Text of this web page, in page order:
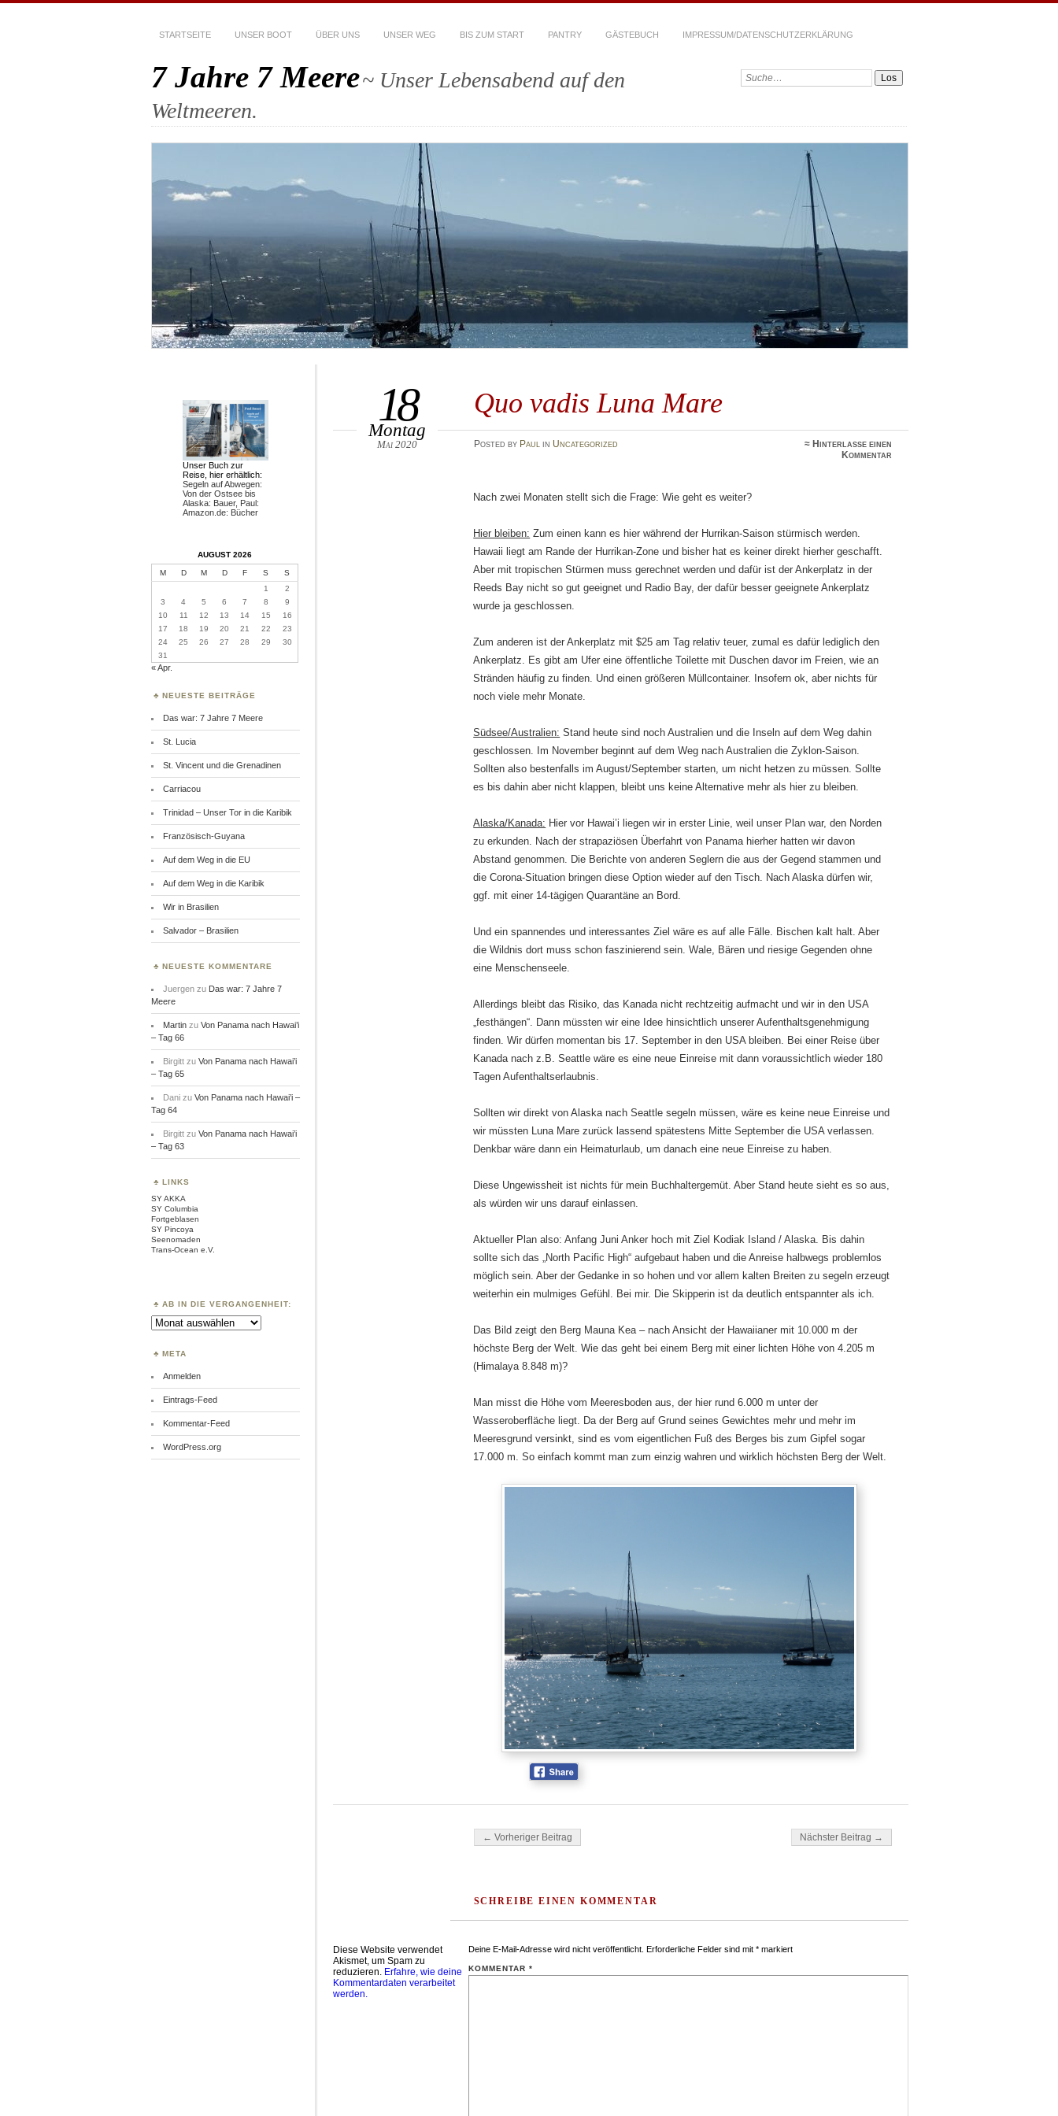
STARTSEITE UNSER BOOT ÜBER UNS UNSER WEG BIS ZUM START PANTRY GÄSTEBUCH IMPRESSUM/DATENSCHUTZERKLÄRUNG
7 Jahre 7 Meere~ Unser Lebensabend auf den
Weltmeeren.
Suchen:
Quo vadis Luna Mare
18
Montag
Mai 2020 Posted by Paulin Uncategorized ≈ Hinterlasse einen
Kommentar
Nach zwei Monaten stellt sich die Frage: Wie geht es weiter?
Hier bleiben: Zum einen kann es hier während der Hurrikan-Saison stürmisch werden.
Hawaii liegt am Rande der Hurrikan-Zone und bisher hat es keiner direkt hierher geschafft.
Aber mit tropischen Stürmen muss gerechnet werden und dafür ist der Ankerplatz in der
Reeds Bay nicht so gut geeignet und Radio Bay, der dafür besser geeignete Ankerplatz
wurde ja geschlossen.
Zum anderen ist der Ankerplatz mit $25 am Tag relativ teuer, zumal es dafür lediglich den
Ankerplatz. Es gibt am Ufer eine öffentliche Toilette mit Duschen davor im Freien, wie an
Stränden häufig zu finden. Und einen größeren Müllcontainer. Insofern ok, aber nichts für
noch viele mehr Monate.
Südsee/Australien: Stand heute sind noch Australien und die Inseln auf dem Weg dahin
geschlossen. Im November beginnt auf dem Weg nach Australien die Zyklon-Saison.
Sollten also bestenfalls im August/September starten, um nicht hetzen zu müssen. Sollte
es bis dahin aber nicht klappen, bleibt uns keine Alternative mehr als hier zu bleiben.
Alaska/Kanada: Hier vor Hawai’i liegen wir in erster Linie, weil unser Plan war, den Norden
zu erkunden. Nach der strapaziösen Überfahrt von Panama hierher hatten wir davon
Abstand genommen. Die Berichte von anderen Seglern die aus der Gegend stammen und
die Corona-Situation bringen diese Option wieder auf den Tisch. Nach Alaska dürfen wir,
ggf. mit einer 14-tägigen Quarantäne an Bord.
Und ein spannendes und interessantes Ziel wäre es auf alle Fälle. Bischen kalt halt. Aber
die Wildnis dort muss schon faszinierend sein. Wale, Bären und riesige Gegenden ohne
eine Menschenseele.
Allerdings bleibt das Risiko, das Kanada nicht rechtzeitig aufmacht und wir in den USA
„festhängen“. Dann müssten wir eine Idee hinsichtlich unserer Aufenthaltsgenehmigung
finden. Wir dürfen momentan bis 17. September in den USA bleiben. Bei einer Reise über
Kanada nach z.B. Seattle wäre es eine neue Einreise mit dann voraussichtlich wieder 180
Tagen Aufenthaltserlaubnis.
Sollten wir direkt von Alaska nach Seattle segeln müssen, wäre es keine neue Einreise und
wir müssten Luna Mare zurück lassend spätestens Mitte September die USA verlassen.
Denkbar wäre dann ein Heimaturlaub, um danach eine neue Einreise zu haben.
Diese Ungewissheit ist nichts für mein Buchhaltergemüt. Aber Stand heute sieht es so aus,
als würden wir uns darauf einlassen.
Aktueller Plan also: Anfang Juni Anker hoch mit Ziel Kodiak Island / Alaska. Bis dahin
sollte sich das „North Pacific High“ aufgebaut haben und die Anreise halbwegs problemlos
möglich sein. Aber der Gedanke in so hohen und vor allem kalten Breiten zu segeln erzeugt
weiterhin ein mulmiges Gefühl. Bei mir. Die Skipperin ist da deutlich entspannter als ich.
Das Bild zeigt den Berg Mauna Kea – nach Ansicht der Hawaiianer mit 10.000 m der
höchste Berg der Welt. Wie das geht bei einem Berg mit einer lichten Höhe von 4.205 m
(Himalaya 8.848 m)?
Man misst die Höhe vom Meeresboden aus, der hier rund 6.000 m unter der
Wasseroberfläche liegt. Da der Berg auf Grund seines Gewichtes mehr und mehr im
Meeresgrund versinkt, sind es vom eigentlichen Fuß des Berges bis zum Gipfel sogar
17.000 m. So einfach kommt man zum einzig wahren und wirklich höchsten Berg der Welt.
Beitragsnavigation
← Vorheriger Beitrag Nächster Beitrag →
SCHREIBE EINEN KOMMENTAR
Deine E-Mail-Adresse wird nicht veröffentlicht. Erforderliche Felder sind mit *markiert
KOMMENTAR *
Diese Website verwendet
Akismet, um Spam zu
reduzieren. Erfahre, wie deine
Kommentardaten verarbeitet
werden.
Unser Buch zur
Reise, hier erhältlich:
Segeln auf Abwegen:
Von der Ostsee bis
Alaska: Bauer, Paul:
Amazon.de: Bücher
AUGUST 2026
M D M D F S
S
1
2
3
4 5 6 7 8
9
10
11 12 13 14 15
16
17
18 19 20 21 22
23
24
25 26 27 28 29
30
31
« Apr.
NEUESTE BEITRÄGE
Das war: 7 Jahre 7 Meere
St. Lucia
St. Vincent und die Grenadinen
Carriacou
Trinidad – Unser Tor in die Karibik
Französisch-Guyana
Auf dem Weg in die EU
Auf dem Weg in die Karibik
Wir in Brasilien
Salvador – Brasilien
NEUESTE KOMMENTARE
Juergenzu Das war: 7 Jahre 7
Meere
Martinzu Von Panama nach Hawai’i
– Tag 66
Birgittzu Von Panama nach Hawai’i
– Tag 65
Danizu Von Panama nach Hawai’i –
Tag 64
Birgittzu Von Panama nach Hawai’i
– Tag 63
LINKS
SY AKKA
SY Columbia
Fortgeblasen
SY Pincoya
Seenomaden
Trans-Ocean e.V.
AB IN DIE VERGANGENHEIT:
Ab
in
META
Anmelden
Eintrags-Feed
Kommentar-Feed
WordPress.org